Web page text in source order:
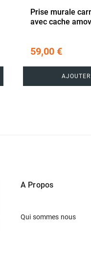
Prise murale
avec cache
59,00 €
A Propos
Qui sommes nous